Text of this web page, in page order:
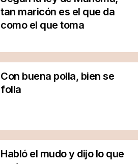
tan maricón es el que da
como el que toma
Con buena polla, bien se
folla
Habló el mudo y dijo lo que